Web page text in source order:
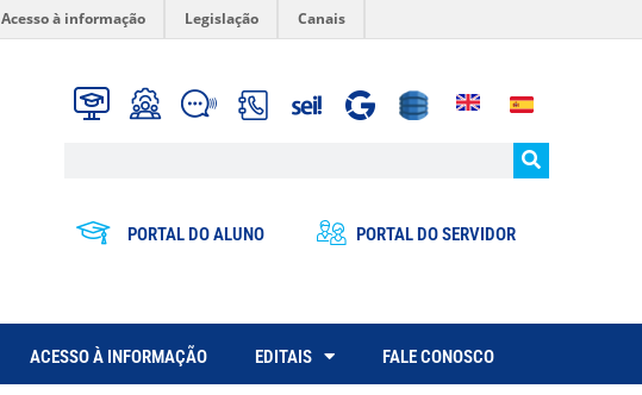
Acesso à informação Legislação Canais
PORTAL DO ALUNO PORTAL DO SERVIDOR
ACESSO À INFORMAÇÃO EDITAIS FALE CONOSCO